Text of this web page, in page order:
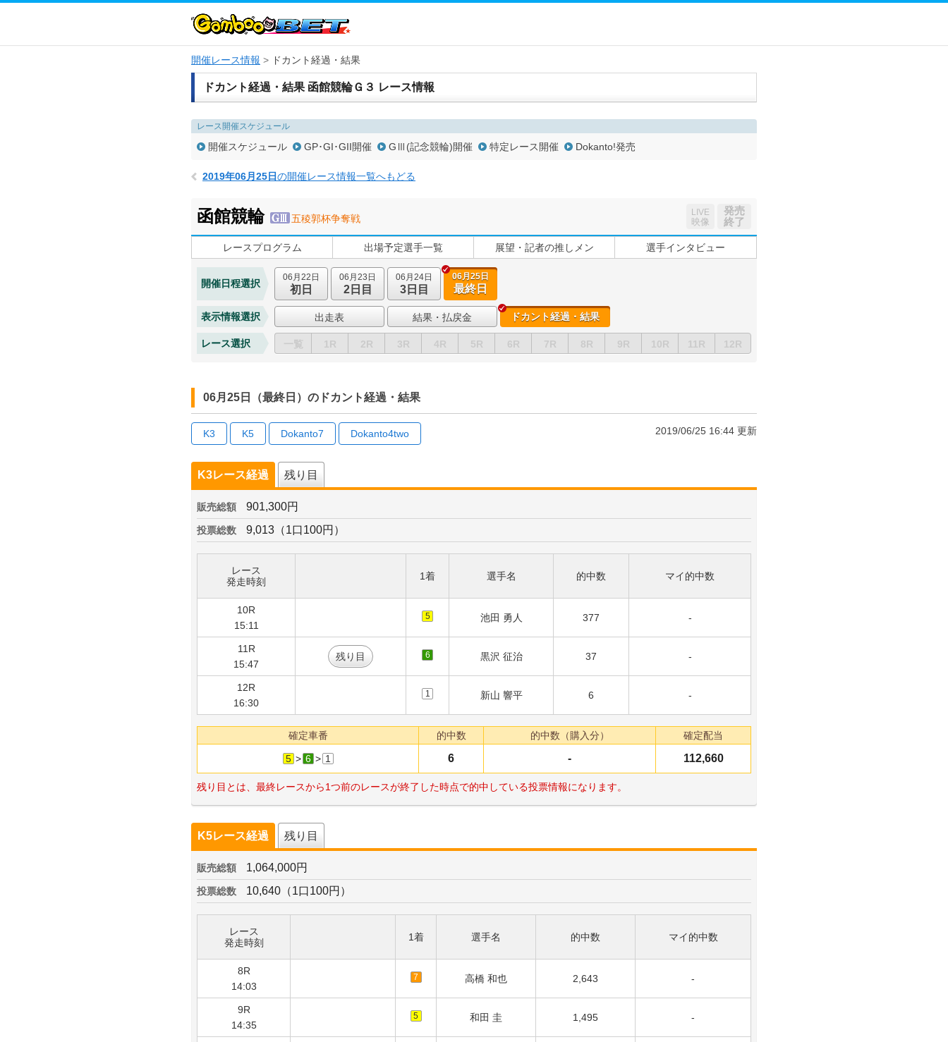
開催レース情報 ドカント経過・結果
ドカント経過・結果 函館競輪Ｇ３ レース情報
レース開催スケジュール
開催スケジュール GP･GI･GII開催 GⅢ(記念競輪)開催 特定レース開催 Dokanto!発売
2019年06月25日の開催レース情報一覧へもどる
函館競輪 五稜郭杯争奪戦
LIVE
映像
発売
終了
レースプログラム 出場予定選手一覧 展望・記者の推しメン 選手インタビュー
開催日程選択
06月22日
初日
06月23日
2日目
06月24日
3日目
06月25日
最終日
表示情報選択 出走表 結果・払戻金 ドカント経過・結果
レース選択 一覧 1R 2R 3R 4R 5R 6R 7R 8R 9R 10R 11R 12R
06月25日（最終日）のドカント経過・結果
K3 K5 Dokanto7 Dokanto4two 2019/06/25 16:44 更新
K3レース経過 残り目
販売総額 901,300円
投票総数 9,013（1口100円）
レース
発走時刻
1着 選手名 的中数 マイ的中数
10R
15:11
5 池田 勇人 377 -
11R
15:47
残り目 6 黒沢 征治 37 -
12R
16:30
1 新山 響平 6 -
確定車番 的中数 的中数（購入分） 確定配当
5 > 6 > 1 6 - 112,660
残り目とは、最終レースから1つ前のレースが終了した時点で的中している投票情報になります。
K5レース経過 残り目
販売総額 1,064,000円
投票総数 10,640（1口100円）
レース
発走時刻
1着 選手名 的中数 マイ的中数
8R
14:03
7 高橋 和也 2,643 -
9R
14:35
5 和田 圭 1,495 -